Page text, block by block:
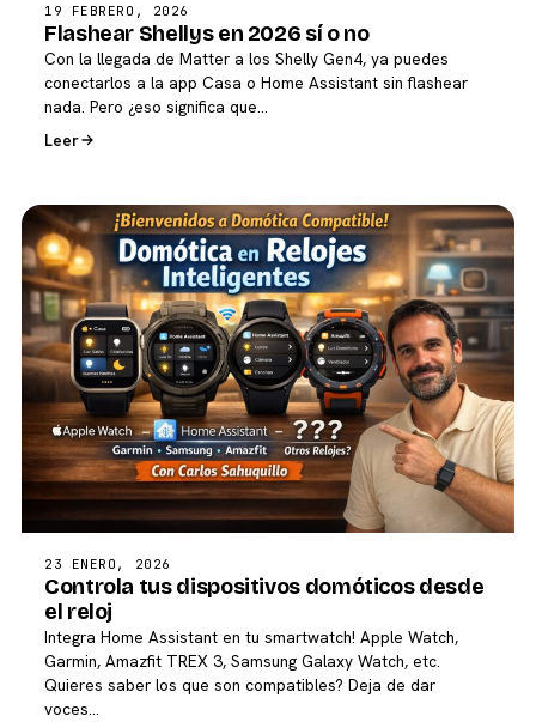
19 FEBRERO, 2026
Flashear Shellys en 2026 sí o no
Con la llegada de Matter a los Shelly Gen4, ya puedes
conectarlos a la app Casa o Home Assistant sin flashear
nada. Pero ¿eso significa que…
Leer
23 ENERO, 2026
Controla tus dispositivos domóticos desde
el reloj
Integra Home Assistant en tu smartwatch! Apple Watch,
Garmin, Amazfit TREX 3, Samsung Galaxy Watch, etc.
Quieres saber los que son compatibles? Deja de dar
voces…